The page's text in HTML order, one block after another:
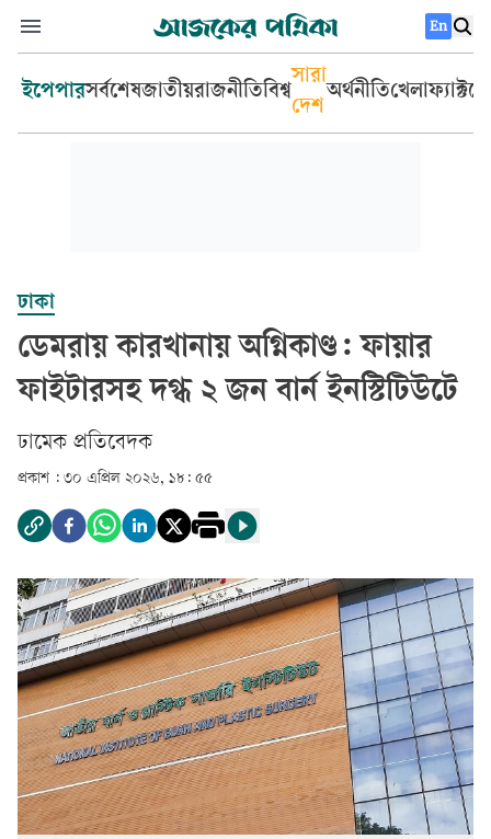
En
ইপেপারসর্বশেষজাতীয়রাজনীতিবিশ্ব
সারা
দেশ
অর্থনীতিখেলা
ঢাকা
ডেমরায় কারখানায় অগ্নিকাণ্ড: ফায়ার
ফাইটারসহ দগ্ধ ২ জন বার্ন ইনস্টিটিউটে
ঢামেক প্রতিবেদক
প্রকাশ : ৩০ এপ্রিল ২০২৬, ১৮: ৫৫